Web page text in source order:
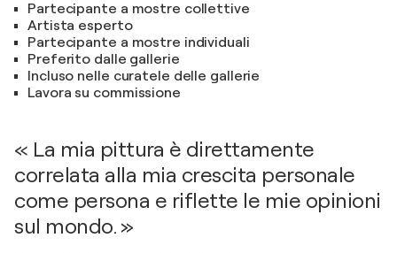
Partecipante a mostre collettive
Artista esperto
Partecipante a mostre individuali
Preferito dalle gallerie
Incluso nelle curatele delle gallerie
Lavora su commissione
« La mia pittura è direttamente
correlata alla mia crescita personale
come persona e riflette le mie opinioni
sul mondo. »